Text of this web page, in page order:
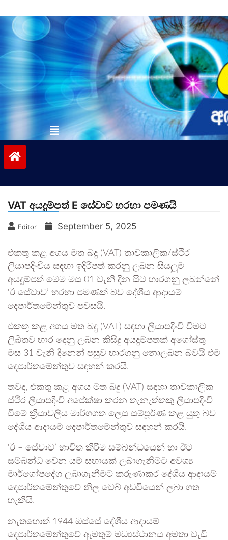
to
contentvinivida.lk
VAT අයදුම්පත් E සේවාව හරහා පමණයි
Editor September 5, 2025
එකතු කළ අගය මත බදු (VAT) තාවකාලික/ස්ථිර
ලියාපදිංචිය සඳහා ඉදිරිපත් කරනු ලබන සියලුම
අයදුම්පත් මෙම මස 01 වැනි දින සිට භාරගනු ලබන්නේ
‘ඊ සේවාව’ හරහා පමණක් බව දේශීය ආදායම්
දෙපාර්තමේන්තුව පවසයි.
එකතු කළ අගය මත බදු (VAT) සඳහා ලියාපදිංචි වීමට
ලිඛිතව භාර දෙනු ලබන කිසිදු අයදුම්පතක් අගෝස්තු
මස 31 වැනි දිනෙන් පසුව භාරගනු නොලබන බවයි එම
දෙපාර්තමේන්තුව සඳහන් කරයි.
තවද, එකතු කළ අගය මත බදු (VAT) සඳහා තාවකාලික
ස්ථිර ලියාපදිංචි අපේක්ෂා කරන තැනැත්තකු ලියාපදිංචි
වීමේ ක්‍රියාවලිය මාර්ගගත ලෙස සම්පූර්ණ කළ යුතු බව
දේශීය ආදායම් දෙපාර්තමේන්තුව සඳහන් කරයි.
‘ඊ – සේවාව’ භාවිත කිරීම සම්බන්ධයෙන් හා ඊට
සම්බන්ධ වෙන යම් සහායක් ලබාගැනීමට අවශ්‍ය
මාර්ගෝපදේශ ලබාගැනීමට කරුණාකර දේශීය ආදායම්
දෙපාර්තමේන්තුවේ නිල වෙබ් අඩවියෙන් ලබා ගත
හැකියි.
නැතහොත් 1944 ඔස්සේ දේශීය ආදායම්
දෙපාර්තමේන්තුවේ ඇමතුම් මධ්‍යස්ථානය අමතා වැඩි